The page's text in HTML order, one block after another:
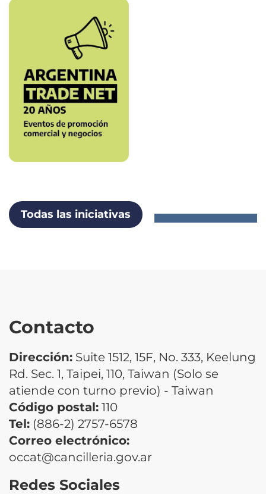
Todas las iniciativas
Contacto
Dirección: Suite 1512, 15F, No. 333, Keelung
Rd. Sec. 1, Taipei, 110, Taiwan (Solo se
atiende con turno previo) - Taiwan
Código postal: 110
Tel: (886-2) 2757-6578
Correo electrónico:
occat@cancilleria.gov.ar
Redes Sociales